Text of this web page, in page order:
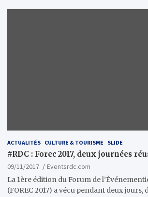
ACTUALITÉS CULTURE & TOURISME SLIDE
#RDC : Forec 2017, deux journées
09/11/2017
Eventsrdc.com
La 1ère édition du Forum de
(FOREC 2017) a vécu pendant deux jours,